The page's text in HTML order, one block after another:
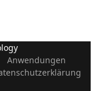
Anwendungen